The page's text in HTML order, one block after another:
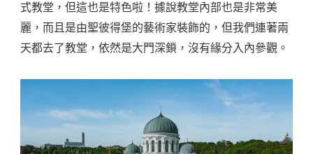
式教堂，但這也是特色啦！據說教堂內部也是非常美
麗，而且是由聖彼得堡的藝術家裝飾的，但我們連著兩
天都去了教堂，依然是大門深鎖，沒有緣分入內參觀。